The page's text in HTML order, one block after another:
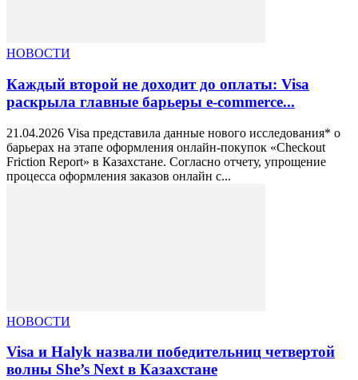
НОВОСТИ
Каждый второй не доходит до оплаты: Visa
раскрыла главные барьеры e-commerce...
21.04.2026 Visa представила данные нового исследования* о
барьерах на этапе оформления онлайн-покупок «Checkout
Friction Report» в Казахстане. Согласно отчету, упрощение
процесса оформления заказов онлайн с...
НОВОСТИ
Visa и Halyk назвали победительниц четвертой
волны She’s Next в Казахстане